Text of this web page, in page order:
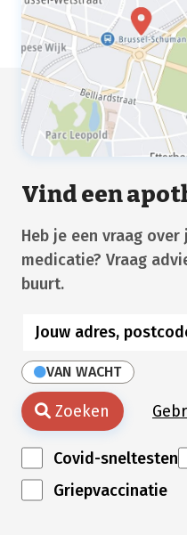
Vind een
Heb je een vraag
medicatie? Vraag
buurt.
VAN WACHT
Zoeken
Covid-sneltesten
Griepvaccinatie